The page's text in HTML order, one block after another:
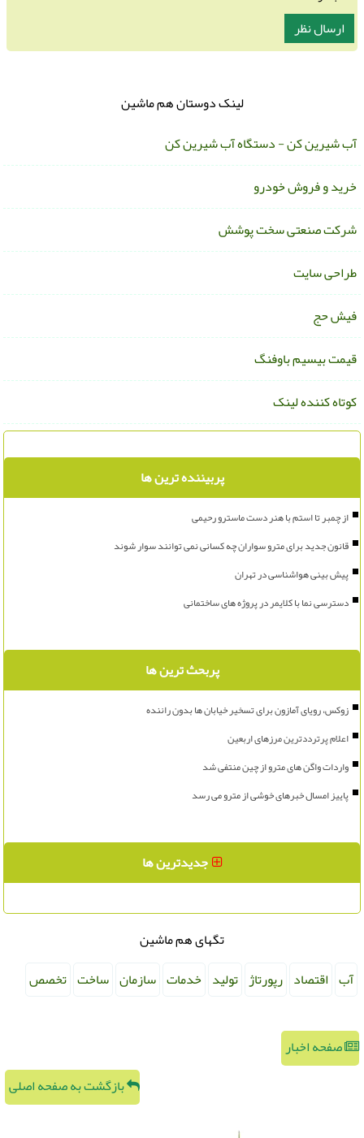
لینک دوستان هم ماشین
شیرین کن - دستگاه آب شیرین کن
و فروش خودرو
صنعتی سخت پوشش
سایت
حج
بیسیم باوفنگ
کننده لینک
پربیننده ترین ها
از چمبر تا استم با هنر دست ماسترو رحیمی
قانون جدید برای مترو سواران چه کسانی نمی توانند سوار شوند
پیش بینی هواشناسی در تهران
دسترسی نما با کلایمر در پروژه های ساختمانی
پربحث ترین ها
زوکس، رویای آمازون برای تسخیر خیابان ها بدون راننده
اعلام پرترددترین مرزهای اربعین
واردات واگن های مترو از چین منتفی شد
پاییز امسال خبرهای خوشی از مترو می رسد
جدیدترین ها
تگهای هم ماشین
آب
اقتصاد رپورتاژ تولید خدمات سازمان ساخت تخصص
صفحه اخبار
بازگشت به صفحه اصلی